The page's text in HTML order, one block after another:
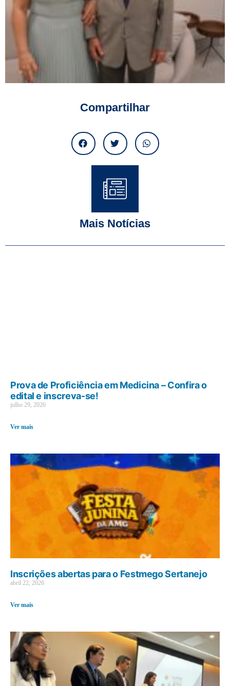
Compartilhar
Mais Notícias
Prova de Proficiência em Medicina – Confira o
edital e inscreva-se!
julho 29, 2026
Ver mais
Inscrições abertas para o Festmego Sertanejo
abril 22, 2026
Ver mais